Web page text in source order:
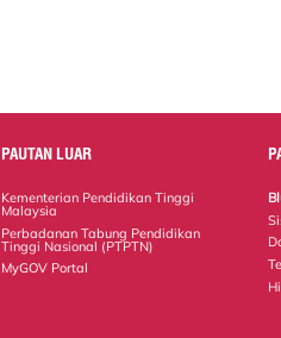
PAUTAN LUAR
Kementerian Pendidikan Tinggi
Malaysia
Perbadanan Tabung Pendidikan
Tinggi Nasional (PTPTN)
MyGOV Portal